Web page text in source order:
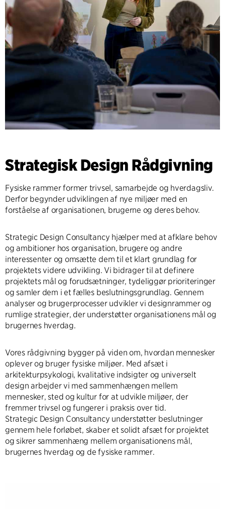
Strategisk Design Rådgivning
Fysiske rammer former trivsel, samarbejde og hverdagsliv.
Derfor begynder udviklingen af nye miljøer med en
forståelse af organisationen, brugerne og deres behov.
Strategic Design Consultancy hjælper med at afklare behov
og ambitioner hos organisation, brugere og andre
interessenter og omsætte dem til et klart grundlag for
projektets videre udvikling. Vi bidrager til at definere
projektets mål og forudsætninger, tydeliggør prioriteringer
og samler dem i et fælles beslutningsgrundlag. Gennem
analyser og brugerprocesser udvikler vi designrammer og
rumlige strategier, der understøtter organisationens mål og
brugernes hverdag.
Vores rådgivning bygger på viden om, hvordan mennesker
oplever og bruger fysiske miljøer. Med afsæt i
arkitekturpsykologi, kvalitative indsigter og universelt
design arbejder vi med sammenhængen mellem
mennesker, sted og kultur for at udvikle miljøer, der
fremmer trivsel og fungerer i praksis over tid.
Strategic Design Consultancy understøtter beslutninger
gennem hele forløbet, skaber et solidt afsæt for projektet
og sikrer sammenhæng mellem organisationens mål,
brugernes hverdag og de fysiske rammer.